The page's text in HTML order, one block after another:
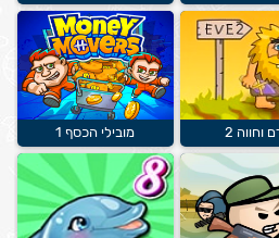
וחווה 2 מובילי הכסף 1